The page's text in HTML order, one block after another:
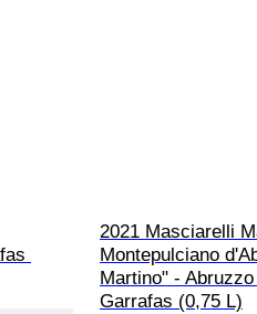
2021 Masciarelli
Montepulciano
Martino" -
Garrafas (0,75 L)